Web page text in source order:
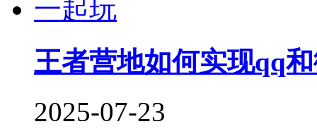
王者营地如何实现qq
2025-07-23